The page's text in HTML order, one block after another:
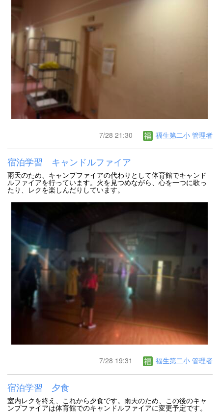
7/28 21:30 福生第二小 管理者
宿泊学習 キャンドルファイア
雨天のため、キャンプファイアの代わりとして体育館でキャンド
ルファイアを行っています。火を見つめながら、心を一つに歌っ
たり、レクを楽しんだりしています。
7/28 19:31 福生第二小 管理者
宿泊学習 夕食
室内レクを終え、これから夕食です。雨天のため、この後のキャ
ンプファイアは体育館でのキャンドルファイアに変更予定です。